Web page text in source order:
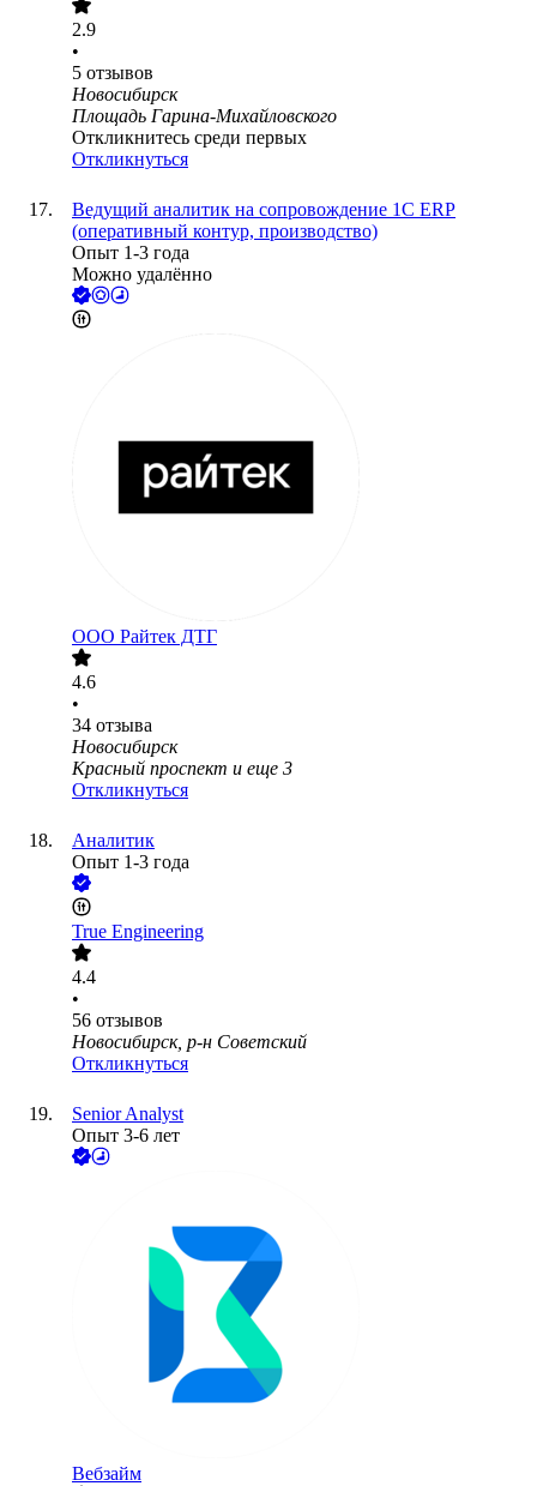
2.9
•
5 отзывов
Новосибирск
Площадь Гарина-Михайловского
Откликнитесь среди первых
Откликнуться
Ведущий аналитик на сопровождение 1С ERP
(оперативный контур, производство)
Опыт 1-3 года
Можно удалённо
ООО Райтек ДТГ
4.6
•
34 отзыва
Новосибирск
Красный проспект и еще 3
Откликнуться
Аналитик
Опыт 1-3 года
True Engineering
4.4
•
56 отзывов
Новосибирск, р-н Советский
Откликнуться
Senior Analyst
Опыт 3-6 лет
Вебзайм